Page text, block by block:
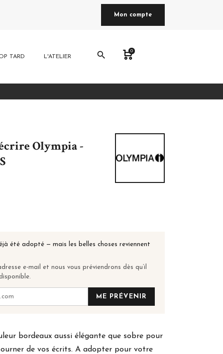
Mon compte
TARD L'ATELIER search 0
Olympia -
été adopté — mais les belles choses reviennent
e-mail et nous vous préviendrons dès qu’il
ME PRÉVENIR
bordeaux aussi élégante que sobre pour
de vos écrits. A adopter pour votre